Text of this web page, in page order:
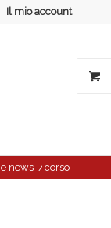
Il mio account
news / corso